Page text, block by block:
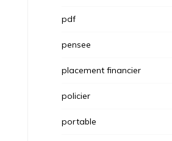
pdf
pensee
placement financier
policier
portable